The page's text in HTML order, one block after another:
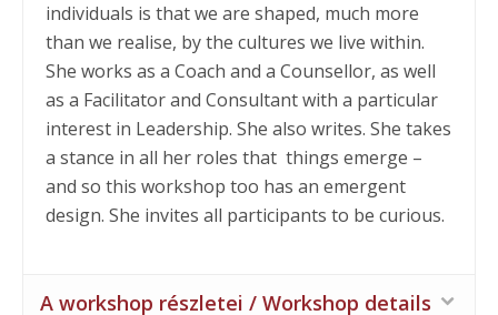
individuals is that we are shaped, much more
than we realise, by the cultures we live within.
She works as a Coach and a Counsellor, as well
as a Facilitator and Consultant with a particular
interest in Leadership. She also writes. She takes
a stance in all her roles that things emerge –
and so this workshop too has an emergent
design. She invites all participants to be curious.
A workshop részletei / Workshop details